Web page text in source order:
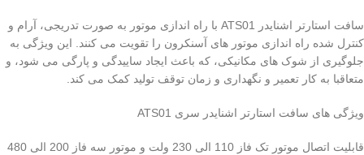
سافت استارتر اشنایدر ATS01 با راه اندازی موتور به صورت تدریجی، آرام و
کنترل شده راه اندازی موتور های آسنکرون را تقویت می کنند. این ویژگی به
جلوگیری از شوک های مکانیکی، که باعث ایجاد ساییدگی و پارگی می شود، و
متعاقبا به کار تعمیر و نگهداری و زمان توقف تولید کمک می کند.
ویژگی های سافت استارتر اشنایدر سری ATS01
قابلیت اتصال موتور تک فاز 110 الی 230 ولت و موتور سه فاز 200 الی 480